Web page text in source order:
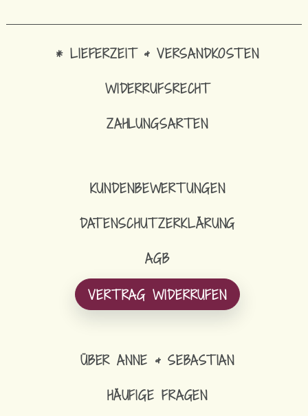
* LIEFERZEIT & VERSANDKOSTEN
WIDERRUFSRECHT
ZAHLUNGSARTEN
KUNDENBEWERTUNGEN
DATENSCHUTZERKLÄRUNG
AGB
VERTRAG WIDERRUFEN
ÜBER ANNE & SEBASTIAN
HÄUFIGE FRAGEN